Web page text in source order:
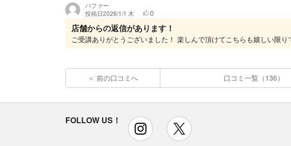
パファー
投稿日2026/1/1 木 0
店舗からの返信があります！
前の口コミへ 口コミ一覧（136）
FOLLOW US！ instagram